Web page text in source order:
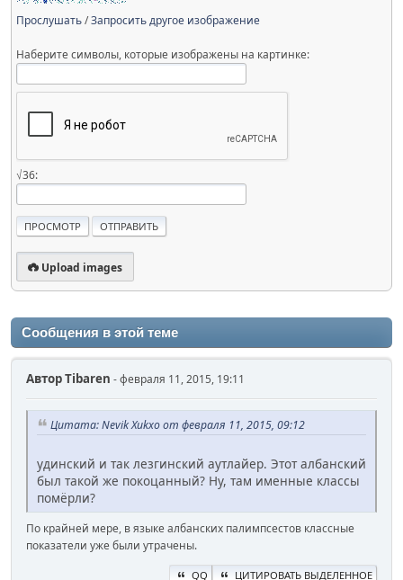
Прослушать/Запросить другое изображение
Наберите символы, которые изображены на картинке:
√36:
Upload images
Сообщения в этой теме
АвторTibaren - февраля 11, 2015, 19:11
Цитата: Nevik Xukxo от февраля 11, 2015, 09:12
удинский и так лезгинский аутлайер. Этот албанский
был такой же покоцанный? Ну, там именные классы
помёрли?
По крайней мере, в языке албанских палимпсестов классные
показатели уже были утрачены.
QQ ЦИТИРОВАТЬ ВЫДЕЛЕННОЕ